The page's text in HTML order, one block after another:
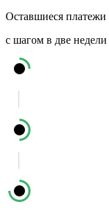
Оставшиеся платежи
с шагом в две недели